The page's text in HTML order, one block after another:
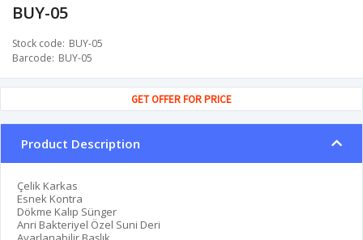
BUY-05
Stock code BUY-05
Barcode BUY-05
GET OFFER FOR PRICE
Product Description
Çelik Karkas
Esnek Kontra
Dökme Kalıp Sünger
Anri Bakteriyel Özel Suni Deri